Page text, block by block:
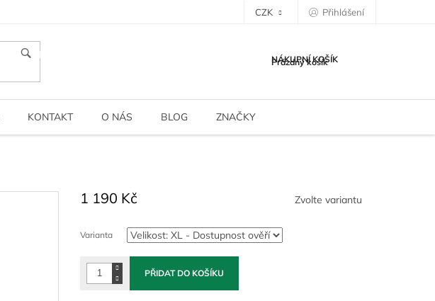
CZK Přihlášení
HLEDAT NÁKUPNÍ KOŠÍK
Prázdný košík
KONTAKT O NÁS BLOG ZNAČKY
1 190 Kč
cena:
Zvolte variantu
Varianta
PŘIDAT DO KOŠÍKU